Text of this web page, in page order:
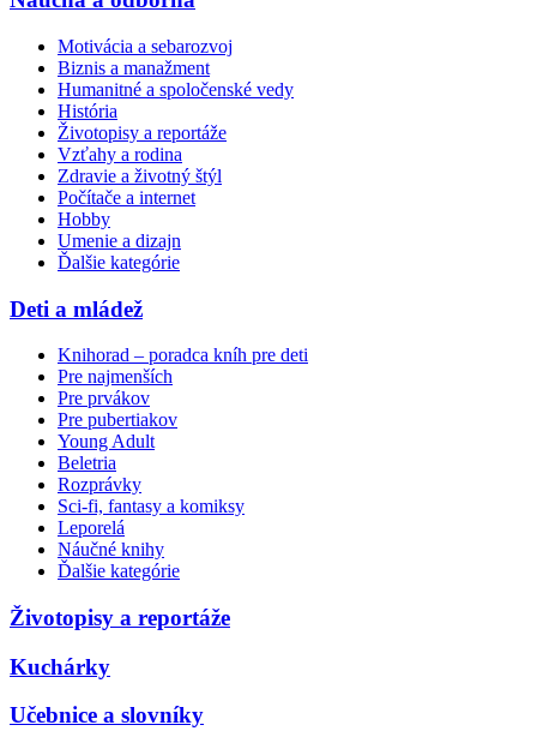
Motivácia a sebarozvoj
Biznis a manažment
Humanitné a spoločenské vedy
História
Životopisy a reportáže
Vzťahy a rodina
Zdravie a životný štýl
Počítače a internet
Hobby
Umenie a dizajn
Ďalšie kategórie
Deti a mládež
Knihorad – poradca kníh pre deti
Pre najmenších
Pre prvákov
Pre pubertiakov
Young Adult
Beletria
Rozprávky
Sci-fi, fantasy a komiksy
Leporelá
Náučné knihy
Ďalšie kategórie
Životopisy a reportáže
Kuchárky
Učebnice a slovníky